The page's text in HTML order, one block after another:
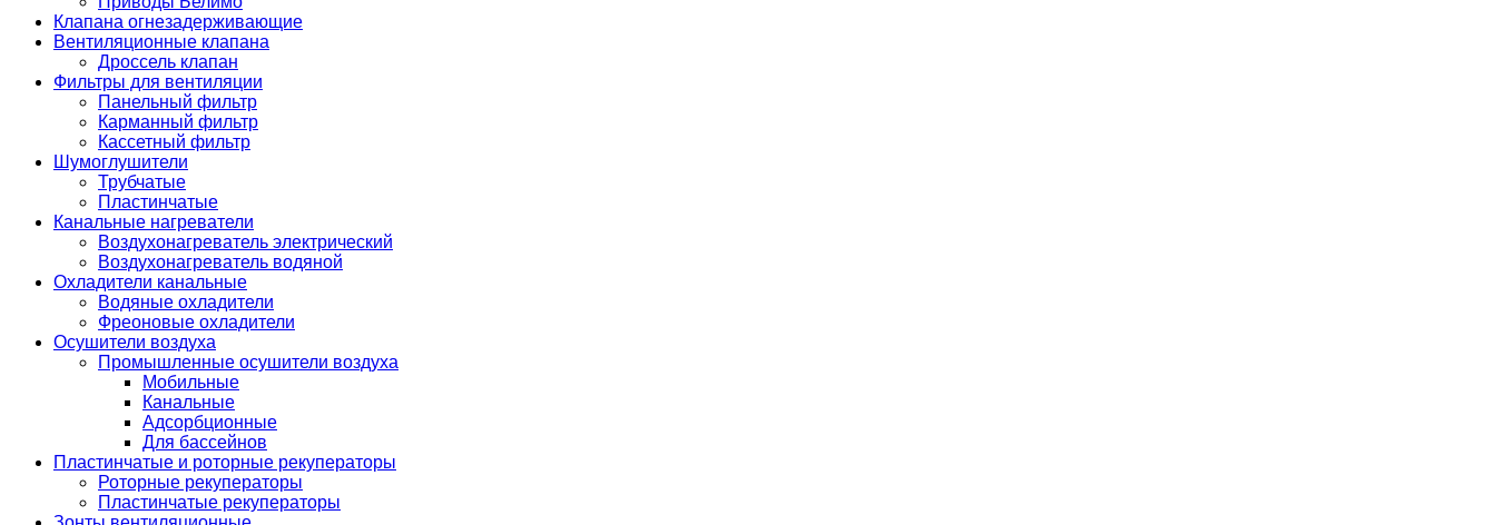
Клапана огнезадерживающие
Вентиляционные клапана
Дроссель клапан
Фильтры для вентиляции
Панельный фильтр
Карманный фильтр
Кассетный фильтр
Шумоглушители
Трубчатые
Пластинчатые
Канальные нагреватели
Воздухонагреватель электрический
Воздухонагреватель водяной
Охладители канальные
Водяные охладители
Фреоновые охладители
Осушители воздуха
Промышленные осушители воздуха
Мобильные
Канальные
Адсорбционные
Для бассейнов
Пластинчатые и роторные рекуператоры
Роторные рекуператоры
Пластинчатые рекуператоры